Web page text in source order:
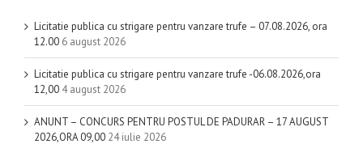
Licitatie publica cu strigare pentru vanzare trufe – 07.08.2026, ora
12.00 6 august 2026
Licitatie publica cu strigare pentru vanzare trufe -06.08.2026,ora
12,00 4 august 2026
ANUNT – CONCURS PENTRU POSTUL DE PADURAR – 17 AUGUST
2026,ORA 09,00 24 iulie 2026